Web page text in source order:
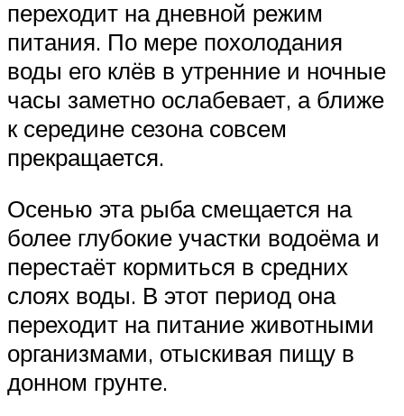
переходит на дневной режим
питания. По мере похолодания
воды его клёв в утренние и ночные
часы заметно ослабевает, а ближе
к середине сезона совсем
прекращается.
Осенью эта рыба смещается на
более глубокие участки водоёма и
перестаёт кормиться в средних
слоях воды. В этот период она
переходит на питание животными
организмами, отыскивая пищу в
донном грунте.